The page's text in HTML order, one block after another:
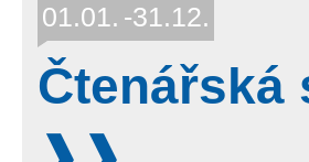
01.01. 31.12.
Čtenářská